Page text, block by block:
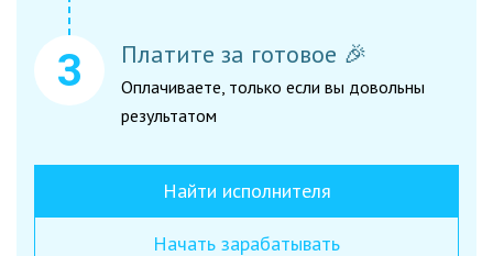
Платите за готовое 🎉
Оплачиваете, только если вы довольны
результатом
Найти исполнителя
Начать зарабатывать